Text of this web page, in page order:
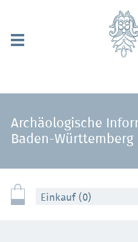
Über uns /
Partner / Links
Archäologiemuseen
Archäologische
Baden-Württemberg
Einkauf (0)